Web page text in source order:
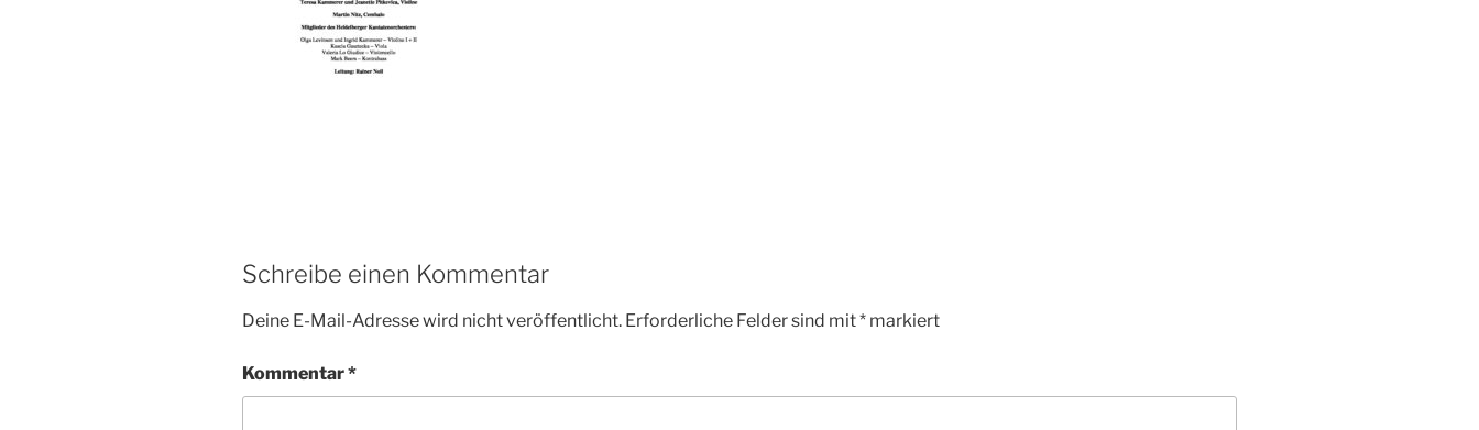
Schreibe einen Kommentar
Deine E-Mail-Adresse wird nicht veröffentlicht. Erforderliche Felder sind mit* markiert
Kommentar*